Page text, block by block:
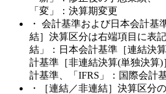
「変」：決算期変更
・ 会計基準および日本会計基
結］決算区分は右端項目に表
結」：日本会計基準［連結決
計基準［非連結決算(単独決算
計基準、「IFRS」：国際会計
・［連結／非連結］決算区分